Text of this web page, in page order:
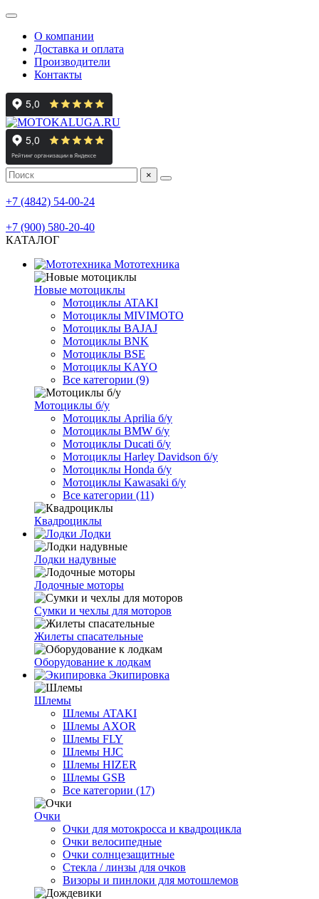
О компании
Доставка и оплата
Производители
Контакты
×
+7 (4842) 54-00-24
+7 (900) 580-20-40
КАТАЛОГ
Мототехника
Новые мотоциклы
Мотоциклы ATAKI
Мотоциклы MIVIMOTO
Мотоциклы BAJAJ
Мотоциклы BNK
Мотоциклы BSE
Мотоциклы KAYO
Все категории (9)
Мотоциклы б/у
Мотоциклы Aprilia б/у
Мотоциклы BMW б/у
Мотоциклы Ducati б/у
Мотоциклы Harley Davidson б/у
Мотоциклы Honda б/у
Мотоциклы Kawasaki б/у
Все категории (11)
Квадроциклы
Лодки
Лодки надувные
Лодочные моторы
Сумки и чехлы для моторов
Жилеты спасательные
Оборудование к лодкам
Экипировка
Шлемы
Шлемы ATAKI
Шлемы AXOR
Шлемы FLY
Шлемы HJC
Шлемы HIZER
Шлемы GSB
Все категории (17)
Очки
Очки для мотокросса и квадроцикла
Очки велосипедные
Очки солнцезащитные
Стекла / линзы для очков
Визоры и пинлоки для мотошлемов